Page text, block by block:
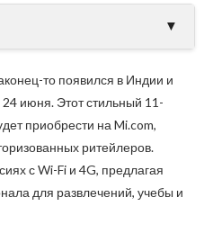
▼
то появился в Индии и
24 июня. Этот стильный 11-
приобрести на Mi.com,
ритейлеров.
с Wi-Fi и 4G, предлагая
для развлечений, учебы и